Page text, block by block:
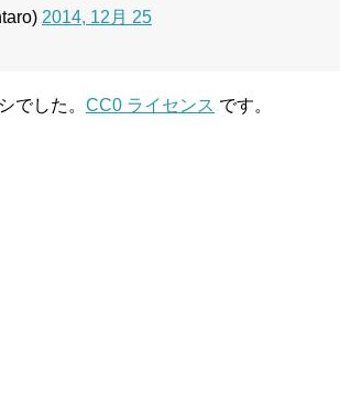
2014, 12月 25
でした。 CC0 ライセンス です。